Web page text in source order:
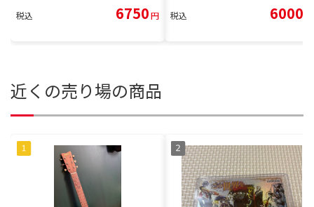
税込 6750円 税込 6000
近くの売り場の商品